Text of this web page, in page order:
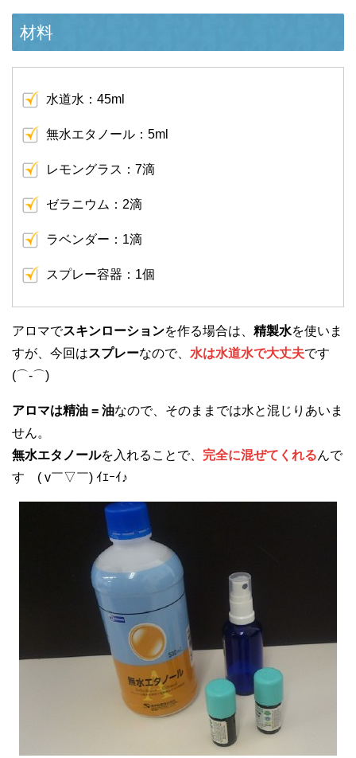
材料
水道水：45ml
無水エタノール：5ml
レモングラス：7滴
ゼラニウム：2滴
ラベンダー：1滴
スプレー容器：1個
アロマでスキンローションを作る場合は、 精製水を使いま
すが、今回はスプレーなので、 水は水道水で大丈夫です
(⌒-⌒)
アロマは精油 = 油なので、そのままでは水と混じりあいま
せん。
無水エタノールを入れることで、 完全に混ぜてくれるんで
す ( v￣▽￣) ｲｴｰｲ♪